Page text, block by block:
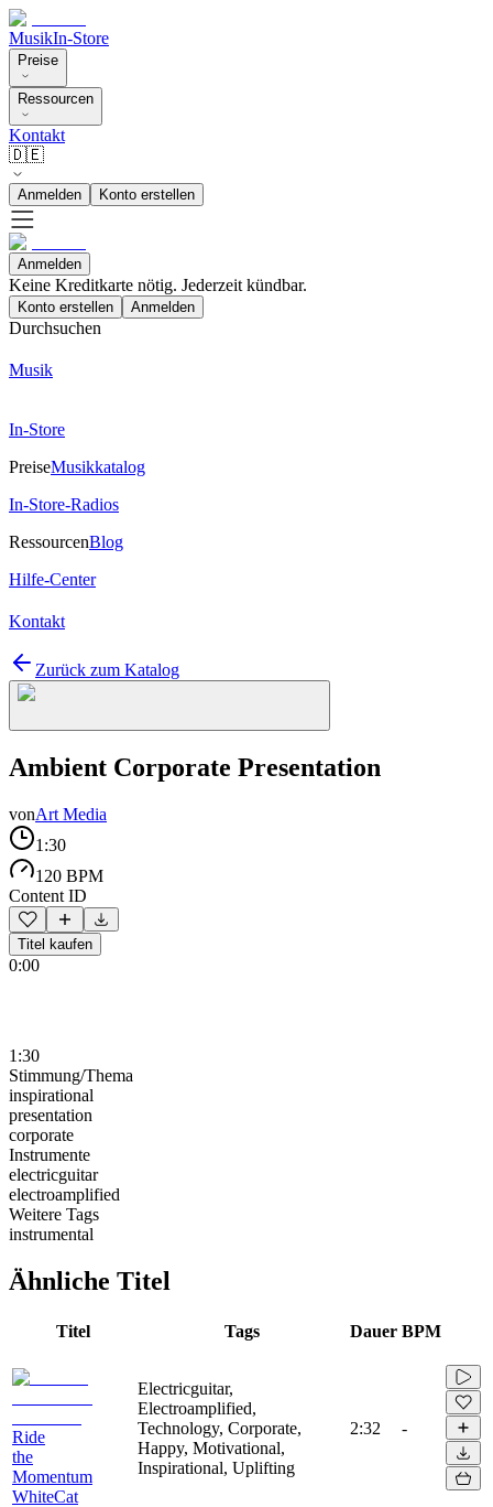
MusikIn-Store
Preise
Ressourcen
Kontakt
🇩🇪
Anmelden Konto erstellen
Anmelden
Keine Kreditkarte nötig. Jederzeit kündbar.
Konto erstellen Anmelden
Durchsuchen
Musik
In-Store
PreiseMusikkatalog
In-Store-Radios
RessourcenBlog
Hilfe-Center
Kontakt
Zurück zum Katalog
Ambient Corporate Presentation
vonArt Media
1:30
120 BPM
Content ID
Titel kaufen
0:00
1:30
Stimmung/Thema
inspirational
presentation
corporate
Instrumente
electricguitar
electroamplified
Weitere Tags
instrumental
Ähnliche Titel
Titel Tags Dauer BPM
Ride
the
Momentum
WhiteCat
Electricguitar,
Electroamplified,
Technology, Corporate,
Happy, Motivational,
Inspirational, Uplifting
2:32 -